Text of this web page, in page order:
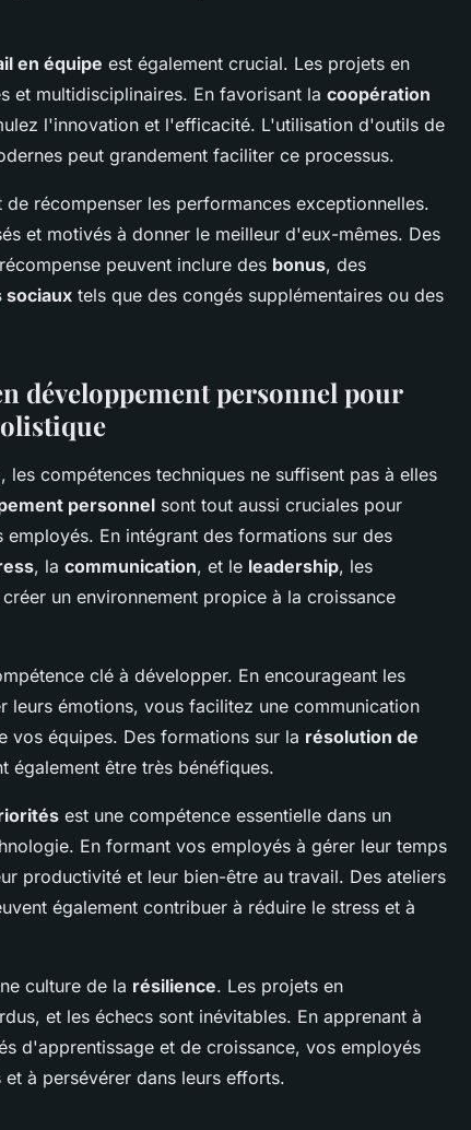
en équipe est également crucial. Les projets en
et multidisciplinaires. En favorisant la coopération
l'innovation et l'efficacité. L'utilisation d'outils de
peut grandement faciliter ce processus.
récompenser les performances exceptionnelles.
et motivés à donner le meilleur d'eux-mêmes. Des
peuvent inclure des bonus, des
sociaux tels que des congés supplémentaires ou des
développement personnel pour
, les compétences techniques ne suffisent pas à elles
personnel sont tout aussi cruciales pour
En intégrant des formations sur des
, la communication, et le leadership, les
un environnement propice à la croissance
clé à développer. En encourageant les
leurs émotions, vous facilitez une communication
vos équipes. Des formations sur la résolution de
également être très bénéfiques.
est une compétence essentielle dans un
En formant vos employés à gérer leur temps
productivité et leur bien-être au travail. Des ateliers
également contribuer à réduire le stress et à
culture de la résilience. Les projets en
et les échecs sont inévitables. En apprenant à
d'apprentissage et de croissance, vos employés
à persévérer dans leurs efforts.